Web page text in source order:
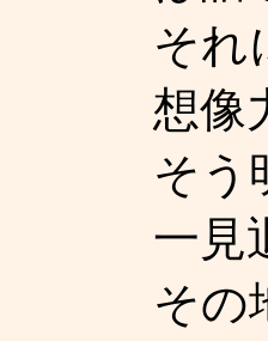
それ
想像
そう
一見
その